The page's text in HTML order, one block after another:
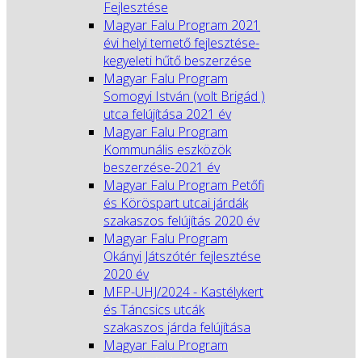
Fejlesztése
Magyar Falu Program 2021
évi helyi temető fejlesztése-
kegyeleti hűtő beszerzése
Magyar Falu Program
Somogyi István (volt Brigád )
utca felújítása 2021 év
Magyar Falu Program
Kommunális eszközök
beszerzése-2021 év
Magyar Falu Program Petőfi
és Köröspart utcai járdák
szakaszos felújítás 2020 év
Magyar Falu Program
Okányi Játszótér fejlesztése
2020 év
MFP-UHJ/2024 - Kastélykert
és Táncsics utcák
szakaszos járda felújítása
Magyar Falu Program